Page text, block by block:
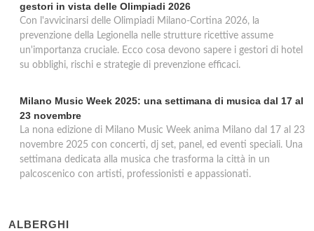
gestori in vista delle Olimpiadi 2026
Con l'avvicinarsi delle Olimpiadi Milano-Cortina 2026, la
prevenzione della Legionella nelle strutture ricettive assume
un'importanza cruciale. Ecco cosa devono sapere i gestori di hotel
su obblighi, rischi e strategie di prevenzione efficaci.
Milano Music Week 2025: una settimana di musica dal 17 al
23 novembre
La nona edizione di Milano Music Week anima Milano dal 17 al 23
novembre 2025 con concerti, dj set, panel, ed eventi speciali. Una
settimana dedicata alla musica che trasforma la città in un
palcoscenico con artisti, professionisti e appassionati.
ALBERGHI